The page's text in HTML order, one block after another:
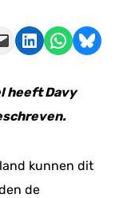
Delen op LinkedIn Delen via WhatsApp Share on Bluesky
heeft Davy
kunnen dit
de